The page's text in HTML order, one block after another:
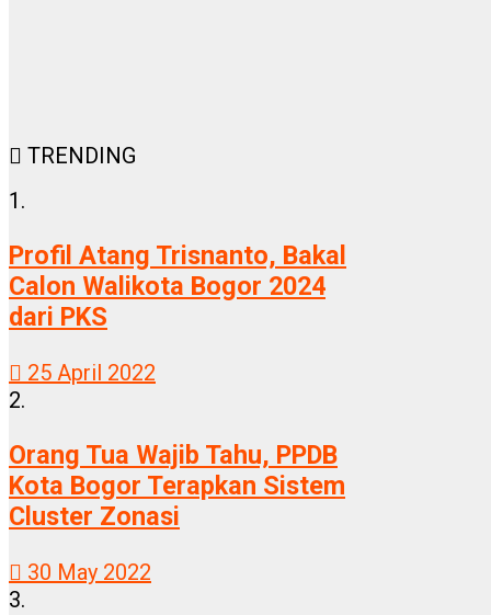
TRENDING
1.
Profil Atang Trisnanto, Bakal
Calon Walikota Bogor 2024
dari PKS
25 April 2022
2.
Orang Tua Wajib Tahu, PPDB
Kota Bogor Terapkan Sistem
Cluster Zonasi
30 May 2022
3.